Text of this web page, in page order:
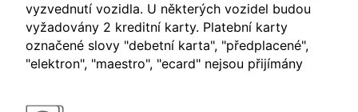
vyzvednutí vozidla. U některých vozidel budou
vyžadovány 2 kreditní karty. Platební karty
označené slovy "debetní karta", "předplacené",
"elektron", "maestro", "ecard" nejsou přijímány